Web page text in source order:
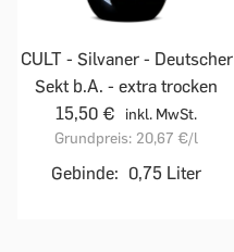
CULT - Silvaner - Deutscher
Sekt b.A. - extra trocken
15,50 €
inkl. MwSt.
Grundpreis: 20,67 €/l
Gebinde: 0,75 Liter